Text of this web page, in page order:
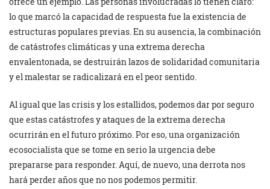
lo que marcó la capacidad de respuesta fue la existencia de
estructuras populares previas. En su ausencia, la combinación
de catástrofes climáticas y una extrema derecha
envalentonada, se destruirán lazos de solidaridad comunitaria
y el malestar se radicalizará en el peor sentido.
Al igual que las crisis y los estallidos, podemos dar por seguro
que estas catástrofes y ataques de la extrema derecha
ocurrirán en el futuro próximo. Por eso, una organización
ecosocialista que se tome en serio la urgencia debe
prepararse para responder. Aquí, de nuevo, una derrota nos
hará perder años que no nos podemos permitir.